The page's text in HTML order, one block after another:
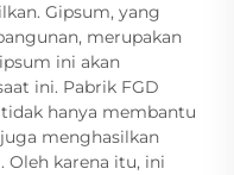
Gipsum, yang
merupakan
ini akan
ini. Pabrik FGD
hanya membantu
menghasilkan
Oleh karena itu, ini